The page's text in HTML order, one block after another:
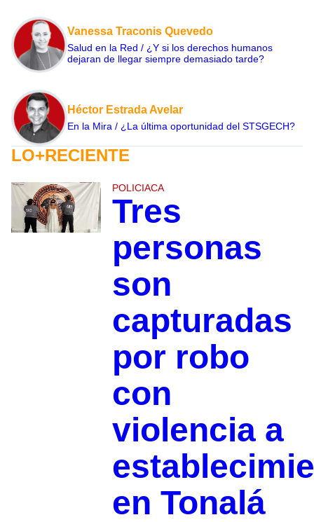
Vanessa Traconis Quevedo
Salud en la Red / ¿Y si los derechos humanos
dejaran de llegar siempre demasiado tarde?
Héctor Estrada Avelar
En la Mira / ¿La última oportunidad del STSGECH?
LO+RECIENTE
POLICIACA
Tres
personas
son
capturadas
por robo
con
violencia a
en Tonalá